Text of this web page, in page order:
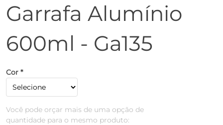
Garrafa Alumínio
600ml - Ga135
Cor *
Você pode orçar mais de uma opção de
quantidade para o mesmo produto: